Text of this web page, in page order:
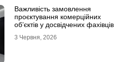
Важливість замовлення
проєктування комерційних
об’єктів у досвідчених фахівців
3 Червня, 2026